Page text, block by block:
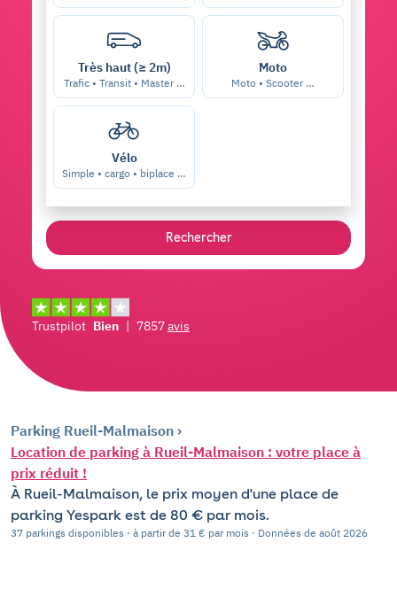
Très haut (≥ 2m)
Trafic • Transit • Master …
Moto
Moto • Scooter …
Vélo
Simple • cargo • biplace …
Rechercher
Trustpilot Bien | 7857avis
Parking Rueil-Malmaison
Location de parking à Rueil-Malmaison : votre place à
prix réduit !
À Rueil-Malmaison, le prix moyen d'une place de
parking Yespark est de 80 € par mois.
37 parkings disponibles · à partir de 31 € par mois · Données de août 2026